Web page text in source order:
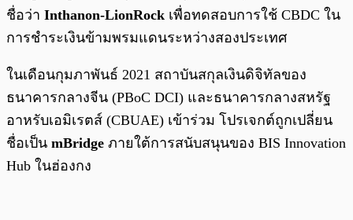
ชื่อว่า Inthanon-LionRock เพื่อทดสอบการใช้ CBDC ใน
การชำระเงินข้ามพรมแดนระหว่างสองประเทศ
ในเดือนกุมภาพันธ์ 2021 สถาบันสกุลเงินดิจิทัลของ
ธนาคารกลางจีน (PBoC DCI) และธนาคารกลางสหรัฐ
อาหรับเอมิเรตส์ (CBUAE) เข้าร่วม โปรเจกต์ถูกเปลี่ยน
ชื่อเป็น mBridge ภายใต้การสนับสนุนของ BIS Innovation
Hub ในฮ่องกง